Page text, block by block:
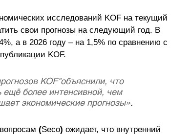
исследований KOF на текущий
свои прогнозы на следующий год. В
а в 2026 году – на 1,5% по сравнению с
KOF.
ещё более интенсивной, чем
экономические прогнозы».
(Seco) ожидает, что внутренний